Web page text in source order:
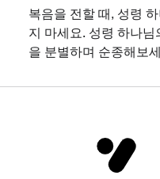
복음을 전할 때, 성령
지 마세요. 성령 하나
을 분별하며 순종해보